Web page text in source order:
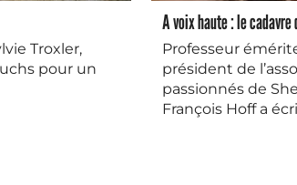
Troxler,
pour un
A voix haute : le
Professeur
président de
passionnés de
François Hoff a